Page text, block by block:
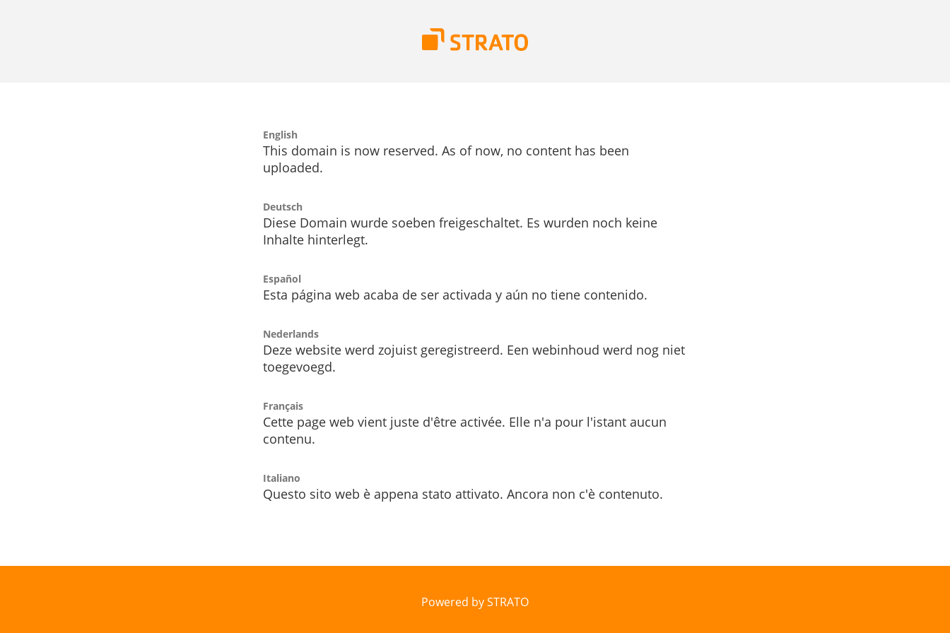
English
This domain is now reserved. As of now, no content has been
uploaded.
Deutsch
Diese Domain wurde soeben freigeschaltet. Es wurden noch keine
Inhalte hinterlegt.
Español
Esta página web acaba de ser activada y aún no tiene contenido.
Nederlands
Deze website werd zojuist geregistreerd. Een webinhoud werd nog niet
toegevoegd.
Français
Cette page web vient juste d'être activée. Elle n'a pour l'istant aucun
contenu.
Italiano
Questo sito web è appena stato attivato. Ancora non c'è contenuto.
Powered by STRATO